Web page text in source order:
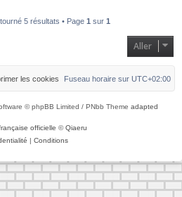
5 résultats • Page 1 sur 1
Aller
Fuseau horaire sur UTC+02:00
les cookies
© phpBB Limited / PNbb Theme adapted
officielle ©Qiaeru
| Conditions